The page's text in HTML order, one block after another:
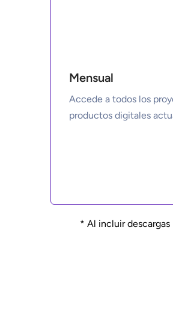
Mensual
Accede a todos los
* Al incluir